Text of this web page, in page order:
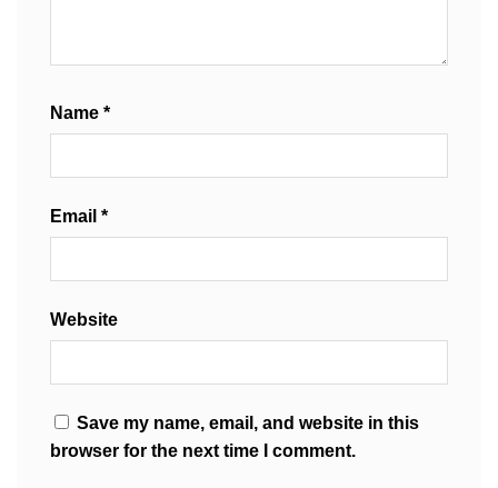
Name *
Email *
Website
Save my name, email, and website in this
browser for the next time I comment.